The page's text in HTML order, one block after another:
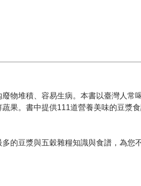
物堆積、容易生病。本書以臺灣人常
果。書中提供111道營養美味的豆漿
的豆漿與五穀雜糧知識與食譜，為您